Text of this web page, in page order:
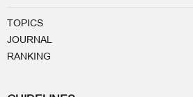
TOPICS
JOURNAL
RANKING